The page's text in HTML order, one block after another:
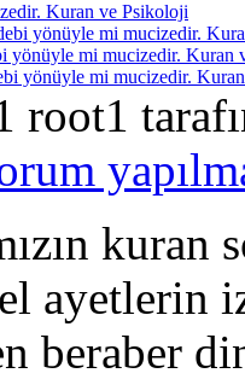
Kuran ve Psikoloji
yönüyle mi mucizedir.
yönüyle mi mucizedir. Kuran
yönüyle mi mucizedir.
root1
kuran
ayetlerin
beraber